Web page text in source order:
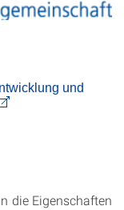
und
die Eigenschaften